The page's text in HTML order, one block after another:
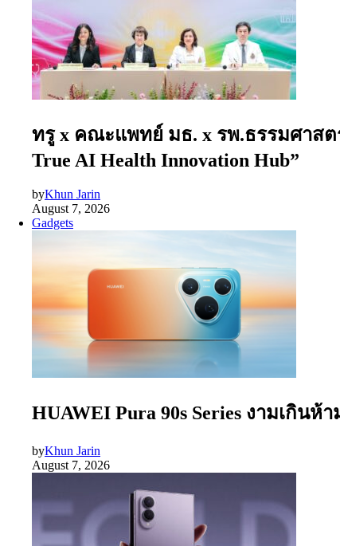
ทรู x คณะแพทย์ มธ. x รพ.ธรรมศาสต
True AI Health Innovation Hub”
byKhun Jarin
August 7, 2026
Gadgets
HUAWEI Pura 90s Series งามเกินห้
byKhun Jarin
August 7, 2026